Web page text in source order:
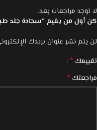
لا توجد مراجعات بعد.
كن أول من يقيم “سجادة جلد
لن يتم نشر عنوان بريدك
تقييمك *
مراجعتك *